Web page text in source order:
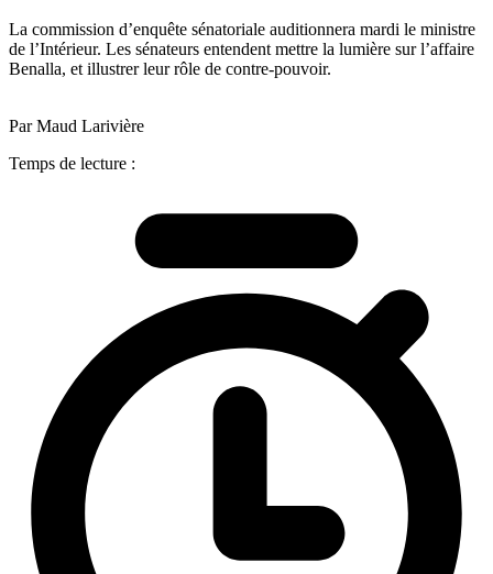
La commission d’enquête sénatoriale auditionnera mardi le ministre
de l’Intérieur. Les sénateurs entendent mettre la lumière sur l’affaire
Benalla, et illustrer leur rôle de contre-pouvoir.
Par Maud Larivière
Temps de lecture :